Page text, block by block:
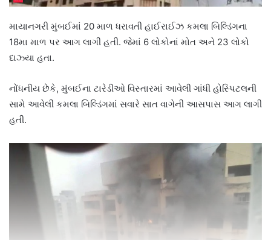
માયાનગરી મુંબઈમાં 20 માળ ધરાવતી હાઈરાઈઝ કમલા બિલ્ડિંગના
18મા માળ પર આગ લાગી હતી. જેમાં 6 લોકોનાં મોત અને 23 લોકો
દાઝ્યા હતા.
નોંધનીય છેકે, મુંબઈના ટારેડીઓ વિસ્તારમાં આવેલી ગાંધી હોસ્પિટલની
સામે આવેલી કમલા બિલ્ડિંગમાં સવારે સાત વાગેની આસપાસ આગ લાગી
હતી.